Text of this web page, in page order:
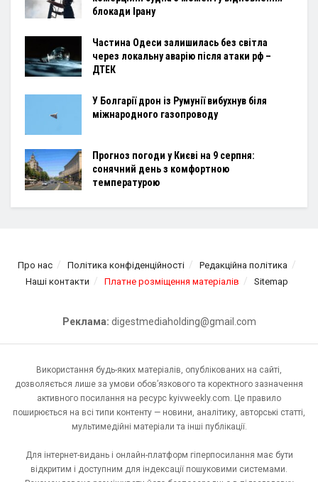
блокади Ірану
Частина Одеси залишилась без світла
через локальну аварію після атаки рф –
ДТЕК
У Болгарії дрон із Румунії вибухнув біля
міжнародного газопроводу
Прогноз погоди у Києві на 9 серпня:
сонячний день з комфортною
температурою
Про нас Політика конфіденційності
Редакційна політика
Наші контакти
Платне розміщення матеріалів Sitemap
Реклама: digestmediaholding@gmail.com
Використання будь-яких матеріалів, опублікованих на сайті,
дозволяється лише за умови обов’язкового та коректного зазначення
активного посилання на ресурс kyivweekly.com. Це правило
поширюється на всі типи контенту — новини, аналітику, авторські статті,
мультимедійні матеріали та інші публікації.
Для інтернет-видань і онлайн-платформ гіперпосилання має бути
відкритим і доступним для індексації пошуковими системами.